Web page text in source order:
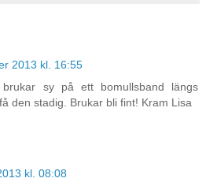
2013 kl. 16:55
sy på ett bomullsband längs
den stadig. Brukar bli fint! Kram Lisa
kl. 08:08